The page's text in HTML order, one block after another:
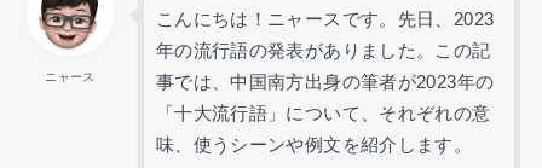
ニャース
こんにちは！ニャースです。先日、2023
年の流行語の発表がありました。この記
事では、中国南方出身の筆者が2023年の
「十大流行語」について、それぞれの意
味、使うシーンや例文を紹介します。